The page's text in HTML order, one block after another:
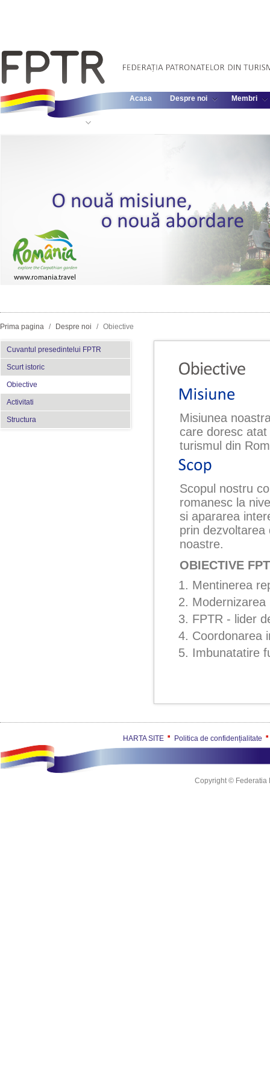
Acasa Despre noi Membri
Prima pagina / Despre noi / Obiective
Cuvantul presedintelui FPTR
Scurt istoric
Obiective
Activitati
Structura
Misiunea
care doresc
turismul din
Scopul nostru
romanesc la
si apararea
prin
noastre.
OBIECTIVE
1. Mentinerea
2. Modernizarea
3. FPTR - lider
4. Coordonarea
5. Imbunatatire
HARTA SITE Politica de confidențialitate
Copyright © Federatia